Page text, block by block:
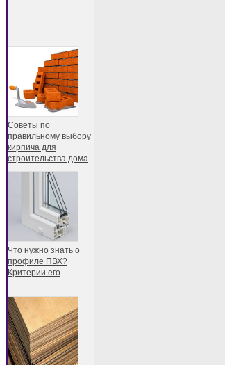
Советы по
правильному выбору
кирпича для
строительства дома
Что нужно знать о
профиле ПВХ?
Критерии его